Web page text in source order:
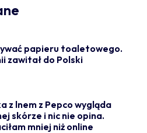
papieru toaletowego.
zawitał do Polski
z lnem z Pepco wygląda
skórze i nic nie opina.
mniej niż online